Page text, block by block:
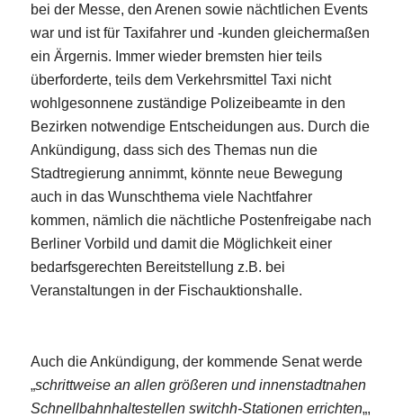
bei der Messe, den Arenen sowie nächtlichen Events
war und ist für Taxifahrer und -kunden gleichermaßen
ein Ärgernis. Immer wieder bremsten hier teils
überforderte, teils dem Verkehrsmittel Taxi nicht
wohlgesonnene zuständige Polizeibeamte in den
Bezirken notwendige Entscheidungen aus. Durch die
Ankündigung, dass sich des Themas nun die
Stadtregierung annimmt, könnte neue Bewegung
auch in das Wunschthema viele Nachtfahrer
kommen, nämlich die nächtliche Postenfreigabe nach
Berliner Vorbild und damit die Möglichkeit einer
bedarfsgerechten Bereitstellung z.B. bei
Veranstaltungen in der Fischauktionshalle.
Auch die Ankündigung, der kommende Senat werde
„schrittweise an allen größeren und innenstadtnahen
Schnellbahnhaltestellen switchh-Stationen errichten„,